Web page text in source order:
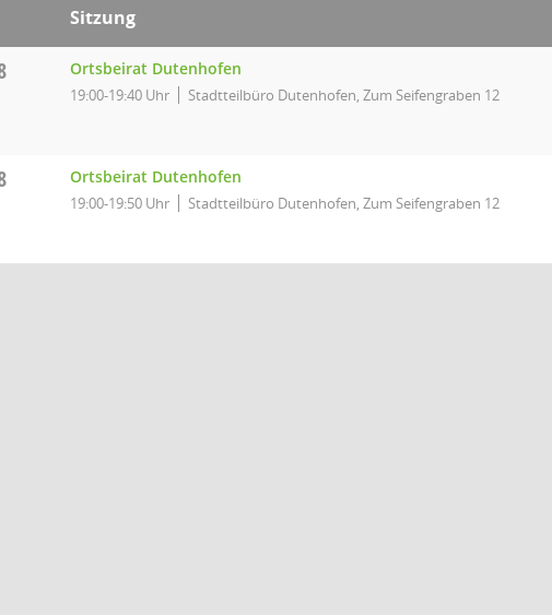
Sitzung
Ortsbeirat Dutenhofen
19:00-19:40 Uhr Stadtteilbüro Dutenhofen, Zum Seifengraben 12
Ortsbeirat Dutenhofen
19:00-19:50 Uhr Stadtteilbüro Dutenhofen, Zum Seifengraben 12